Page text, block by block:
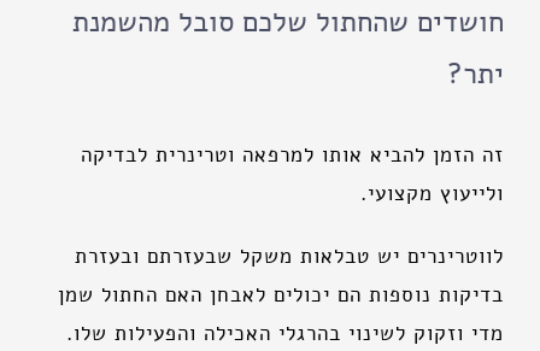
חושדים שהחתול שלכם סובל מהשמנת
יתר?
זה הזמן להביא אותו למרפאה וטרינרית לבדיקה
ולייעוץ מקצועי.
לווטרינרים יש טבלאות משקל שבעזרתם ובעזרת
בדיקות נוספות הם יכולים לאבחן האם החתול שמן
מדי וזקוק לשינוי בהרגלי האכילה והפעילות שלו.